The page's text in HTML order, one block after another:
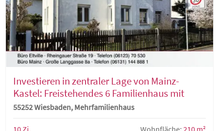
Investieren in zentraler Lage von Mainz-
Kastel: Freistehendes 6 Familienhaus mit
Süd-West-Garten
55252 Wiesbaden, Mehrfamilienhaus
10 Zi. Wohnfläche: 210 m²